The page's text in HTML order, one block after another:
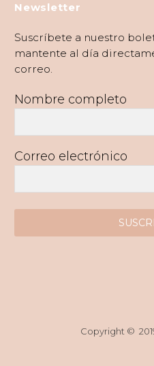
Newsletter
Suscríbete a nuestro
mantente al día
correo.
Nombre completo
Correo electrónico
Copyright ©